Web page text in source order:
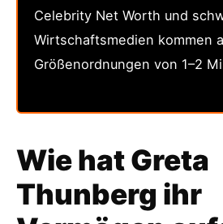
Celebrity Net Worth und
Wirtschaftsmedien kommen
Größenordnungen von 1–2
Wie hat Greta
Thunberg ihr